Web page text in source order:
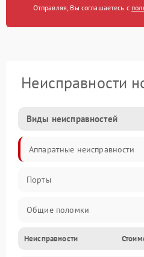
Отправляя, Вы соглашаетесь с
Неисправности
Виды неисправностей
Аппаратные неисправности
Порты
Общие поломки
Устройства
Неисправности